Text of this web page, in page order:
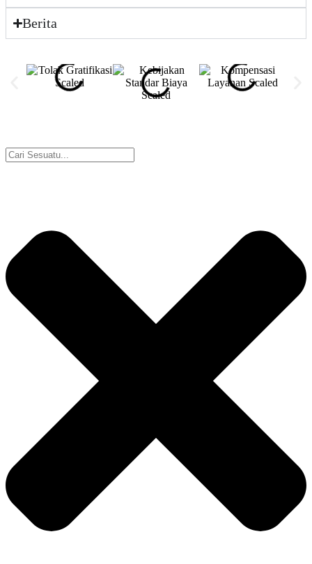
Berita